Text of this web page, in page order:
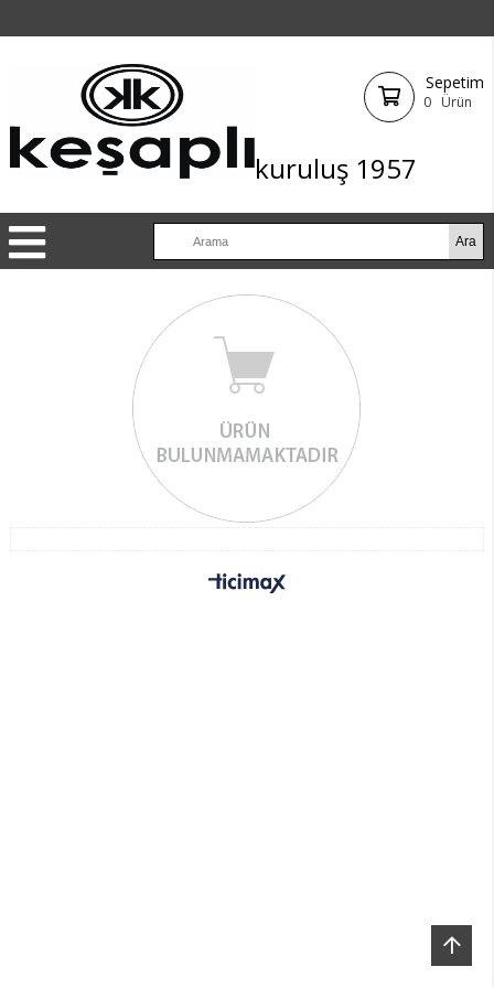
kuruluş 1957
Sepetim
0 Ürün